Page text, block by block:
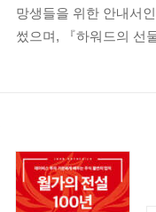
망생들을 위한 안내서
썼으며, 『하워드의 선